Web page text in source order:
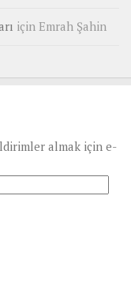
için Emrah Şahin
almak için e-